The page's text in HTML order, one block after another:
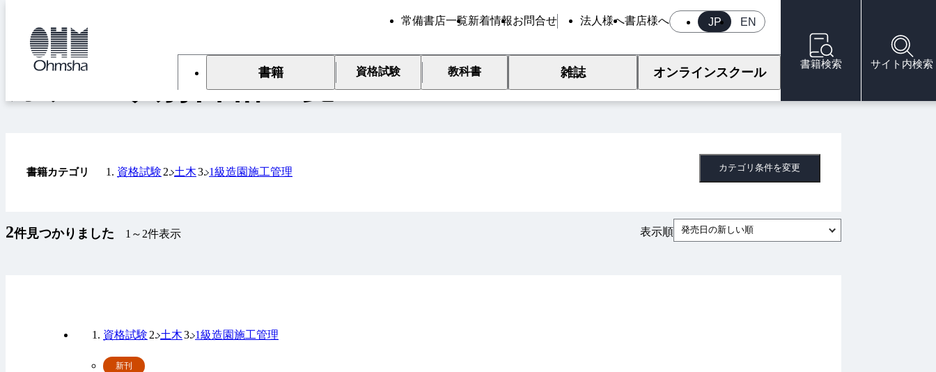
JP EN
常備書店一覧新着情報お問合せ 法人様へ書店様へ
書籍 資格試験 教科書 雑誌 オンラインスクール
書籍検索 サイト内検索
カテゴリ別書籍一覧
書籍カテゴリ 資格試験 土木 1級造園施工管理 カテゴリ条件を変更
2件見つかりました 1～2件表示 表示順 発売日の新しい順
資格試験 土木 1級造園施工管理
新刊